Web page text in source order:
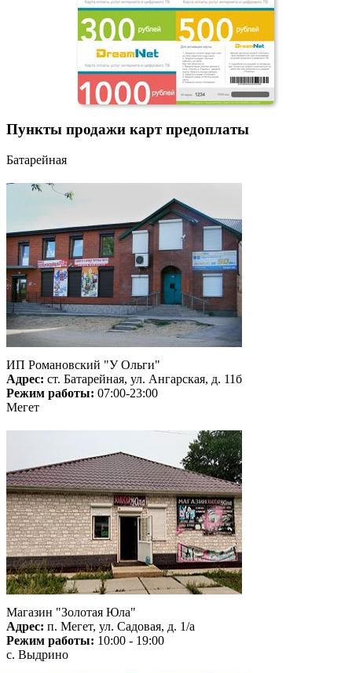
Пункты продажи карт предоплаты
Батарейная
ИП Романовский "У Ольги"
Адрес: ст. Батарейная, ул. Ангарская, д. 11б
Режим работы: 07:00-23:00
Мегет
Магазин "Золотая Юла"
Адрес: п. Мегет, ул. Садовая, д. 1/а
Режим работы: 10:00 - 19:00
с. Выдрино